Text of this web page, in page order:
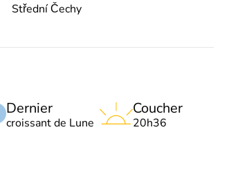
Střední Čechy
Dernier
croissant de Lune
Coucher
20h36